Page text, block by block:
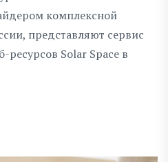
комплексной
представляют сервис
Solar Space в